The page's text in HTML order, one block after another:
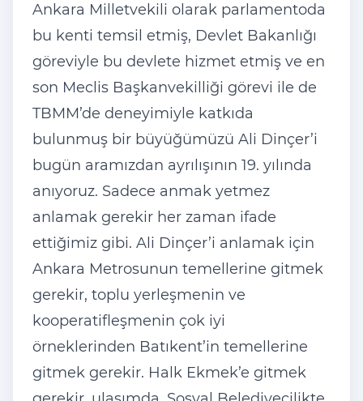
Ankara Milletvekili olarak parlamentoda
bu kenti temsil etmiş, Devlet Bakanlığı
göreviyle bu devlete hizmet etmiş ve en
son Meclis Başkanvekilliği görevi ile de
TBMM’de deneyimiyle katkıda
bulunmuş bir büyüğümüzü Ali Dinçer’i
bugün aramızdan ayrılışının 19. yılında
anıyoruz. Sadece anmak yetmez
anlamak gerekir her zaman ifade
ettiğimiz gibi. Ali Dinçer’i anlamak için
Ankara Metrosunun temellerine gitmek
gerekir, toplu yerleşmenin ve
kooperatifleşmenin çok iyi
örneklerinden Batıkent’in temellerine
gitmek gerekir. Halk Ekmek’e gitmek